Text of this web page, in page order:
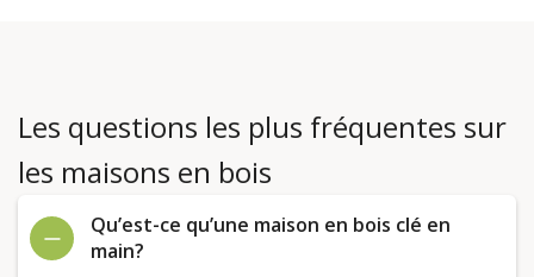
Les questions les plus fréquentes sur
les maisons en bois
Qu’est-ce qu’une maison en bois clé en
main?